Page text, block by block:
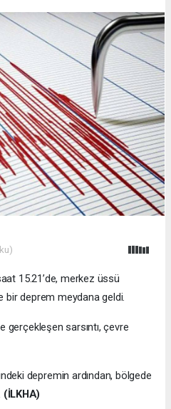
15.21’de, merkez üssü
bir deprem meydana geldi.
gerçekleşen sarsıntı, çevre
depremin ardından, bölgede
(İLKHA)